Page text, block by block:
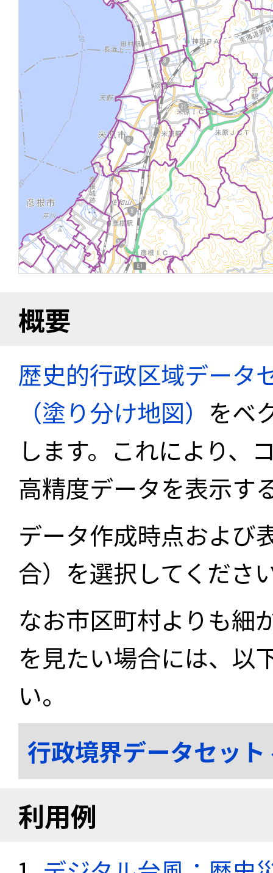
概要
歴史的行政区域データ
（塗り分け地図） をベ
します。これにより、
高精度データを表示す
データ作成時点および
合）を選択してくださ
なお市区町村よりも細
を見たい場合には、以
い。
行政境界データセッ
利用例